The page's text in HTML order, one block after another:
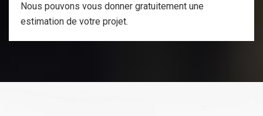
Nous pouvons vous donner gratuitement une
estimation de votre projet.